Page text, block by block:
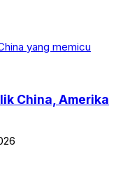
China, Amerika